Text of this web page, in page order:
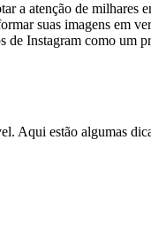
a atenção de milhares
suas ⁢imagens ‍em
de Instagram como um
Aqui estão algumas